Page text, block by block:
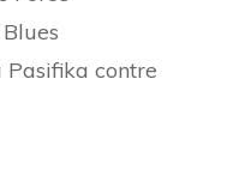
Pasifika contre